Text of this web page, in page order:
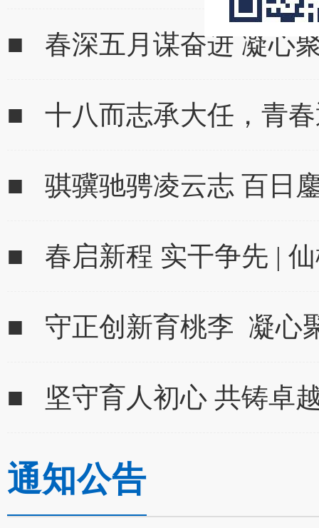
■ 春深五月谋奋进 凝心
■ 十八而志承大任，青
■ 骐骥驰骋凌云志 百日
■ 春启新程 实干争先 |
■ 守正创新育桃李 凝心
■ 坚守育人初心 共铸卓
通知公告